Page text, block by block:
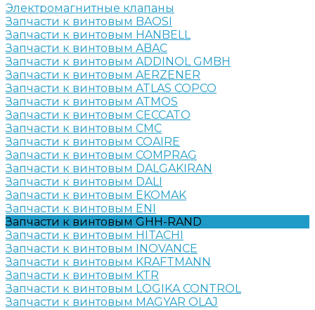
Электромагнитные клапаны
Запчасти к винтовым BAOSI
Запчасти к винтовым HANBELL
Запчасти к винтовым ABAC
Запчасти к винтовым ADDINOL GMBH
Запчасти к винтовым AERZENER
Запчасти к винтовым ATLAS COPCO
Запчасти к винтовым ATMOS
Запчасти к винтовым CECCATO
Запчасти к винтовым CMC
Запчасти к винтовым COAIRE
Запчасти к винтовым COMPRAG
Запчасти к винтовым DALGAKIRAN
Запчасти к винтовым DALI
Запчасти к винтовым EKOMAK
Запчасти к винтовым ENI
Запчасти к винтовым GHH-RAND
Запчасти к винтовым HITACHI
Запчасти к винтовым INOVANCE
Запчасти к винтовым KRAFTMANN
Запчасти к винтовым KTR
Запчасти к винтовым LOGIKA CONTROL
Запчасти к винтовым MAGYAR OLAJ